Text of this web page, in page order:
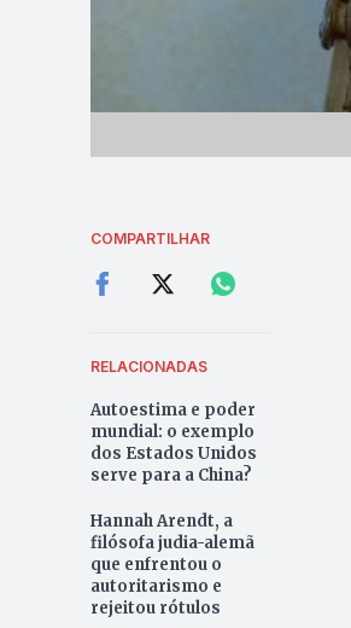
COMPARTILHAR
RELACIONADAS
Autoestima e poder
mundial: o exemplo
dos Estados Unidos
serve para a China?
Hannah Arendt, a
filósofa judia-alemã
que enfrentou o
autoritarismo e
rejeitou rótulos